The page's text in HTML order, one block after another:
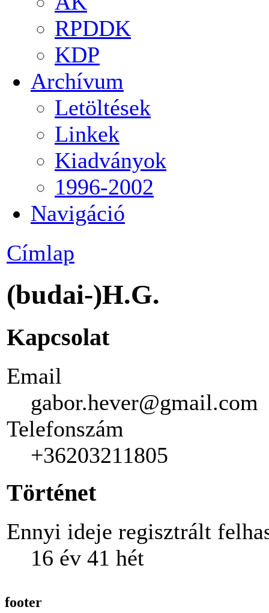
RPDDK
KDP
Archívum
Letöltések
Linkek
Kiadványok
1996-2002
Navigáció
Címlap
(budai-)H.G.
Kapcsolat
Email
gabor.hever@gmail.com
Telefonszám
+36203211805
Történet
Ennyi ideje regisztrált
16 év 41 hét
footer